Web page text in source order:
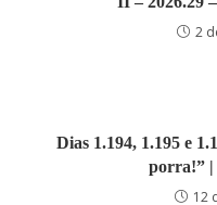
2
Dias 1.194, 1.195 e
porra!” |
12